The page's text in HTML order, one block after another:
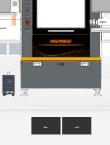
← →